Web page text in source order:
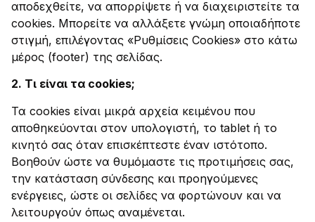
αποδεχθείτε, να απορρίψετε ή να διαχειριστείτε τα
cookies. Μπορείτε να αλλάξετε γνώμη οποιαδήποτε
στιγμή, επιλέγοντας «Ρυθμίσεις Cookies» στο κάτω
μέρος (footer) της σελίδας.
2. Τι είναι τα cookies;
Τα cookies είναι μικρά αρχεία κειμένου που
αποθηκεύονται στον υπολογιστή, το tablet ή το
κινητό σας όταν επισκέπτεστε έναν ιστότοπο.
Βοηθούν ώστε να θυμόμαστε τις προτιμήσεις σας,
την κατάσταση σύνδεσης και προηγούμενες
ενέργειες, ώστε οι σελίδες να φορτώνουν και να
λειτουργούν όπως αναμένεται.